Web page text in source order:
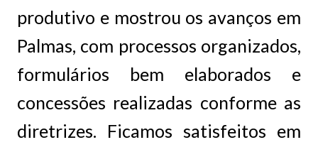
produtivo e mostrou os avanços em
Palmas, com processos organizados,
formulários bem elaborados e
concessões realizadas conforme as
diretrizes. Ficamos satisfeitos em